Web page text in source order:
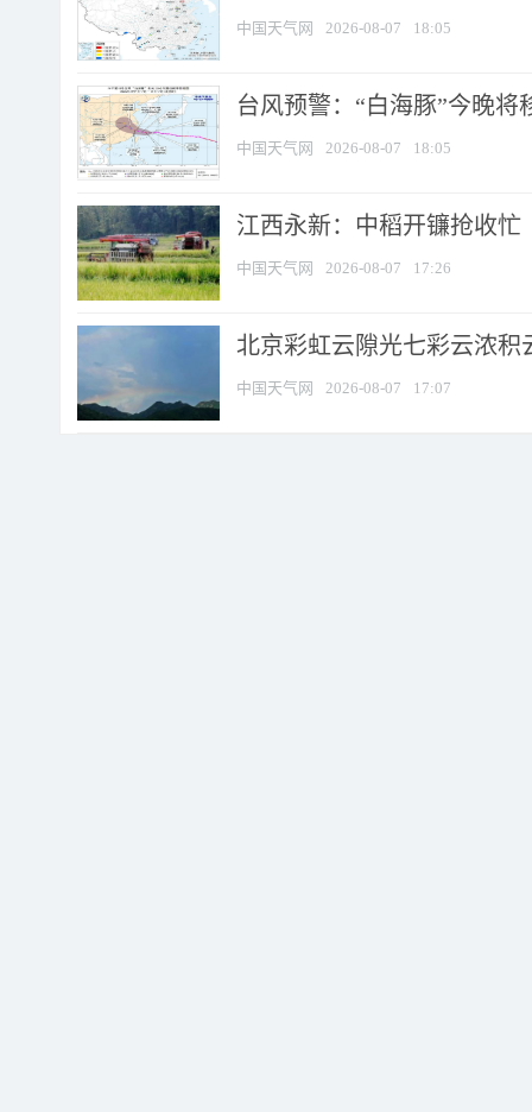
中国天气网 2026-08-07 18:05
台风预警：“白海豚”今晚将
中国天气网 2026-08-07 18:05
江西永新：中稻开镰抢收忙
中国天气网 2026-08-07 17:26
北京彩虹云隙光七彩云浓积
中国天气网 2026-08-07 17:07